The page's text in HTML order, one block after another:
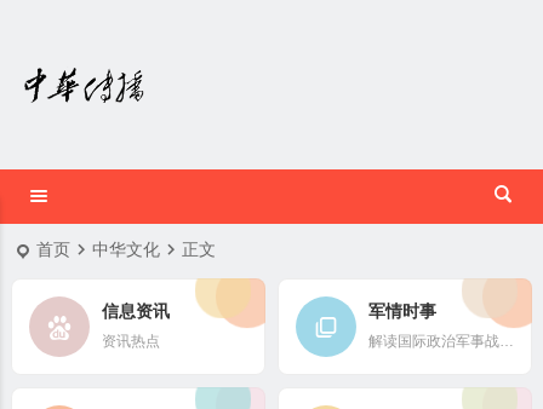
首页 中华文化 正文
信息资讯
资讯热点
军情时事
解读国际政治军事战略格局